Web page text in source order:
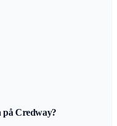
på Credway?